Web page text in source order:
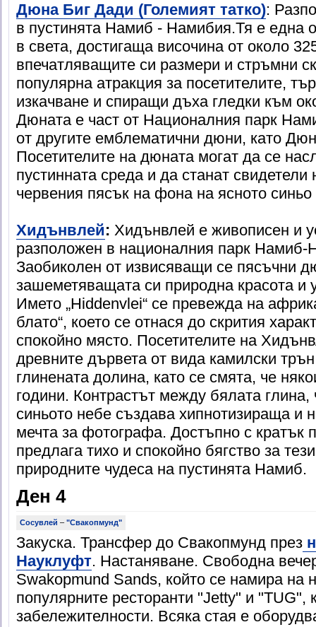
Дюна Биг Дади (Големият татко):
в пустинята Намиб - Намибия.Тя е една
в света, достигаща височина от около
впечатляващите си размери и стръмни
популярна атракция за посетителите,
изкачване и спиращи дъха гледки към
Дюната е част от Националния парк
от другите емблематични дюни, като
Посетителите на дюната могат да се
пустинната среда и да станат свидетели
червения пясък на фона на ясното
Хидънвлей: Хидънвлей е живописен и
разположен в националния парк
Заобиколен от извисяващи се пясъчни
зашеметяващата си природна красота и
Името „Hiddenvlei“ се превежда на
блато“, което се отнася до скрития
спокойно място. Посетителите на
древните дървета от вида камилски
глинената долина, като се смята, че
години. Контрастът между бялата
синьото небе създава хипнотизираща и
мечта за фотографа. Достъпно с кратък
предлага тихо и спокойно бягство за
природните чудеса на пустинята Намиб.
Ден 4
Сосувлей – "Свакопмунд"
Закуска. Трансфер до Свакопмунд през
Науклуфт. Настаняване. Свободна
Swakopmund Sands, който се намира на
популярните ресторанти "Jetty" и "TUG",
забележителности. Всяка стая е